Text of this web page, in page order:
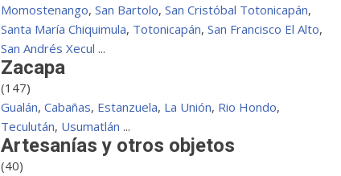
Momostenango,San Bartolo,San Cristóbal Totonicapán,
Santa María Chiquimula, Totonicapán,San Francisco El Alto,
San Andrés Xecul ...
Zacapa
(147)
Gualán,Cabañas, Estanzuela, La Unión, Rio Hondo,
Teculután, Usumatlán ...
Artesanías y otros objetos
(40)